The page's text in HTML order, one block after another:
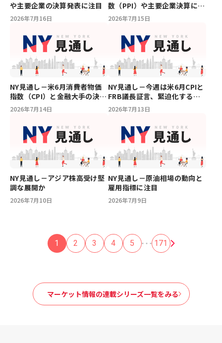
や主要企業の決算発表に注目
2026年7月16日
数（PPI）や主要企業決算に注
目
2026年7月15日
NY見通し－米6月消費者物価
指数（CPI）と金融大手の決算
に注目
2026年7月14日
NY見通し－今週は米6月CPIと
FRB議長証言、緊迫化する中
東情勢に注目
2026年7月13日
NY見通し－アジア株高受け堅
調な展開か
2026年7月10日
NY見通し－原油相場の動向と
雇用指標に注目
2026年7月9日
1 2 3 4 5 171
マーケット情報の連載シリーズ一覧をみる